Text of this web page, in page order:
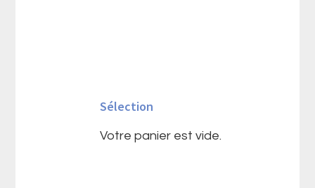
principale
Sélection
Votre panier est vide.